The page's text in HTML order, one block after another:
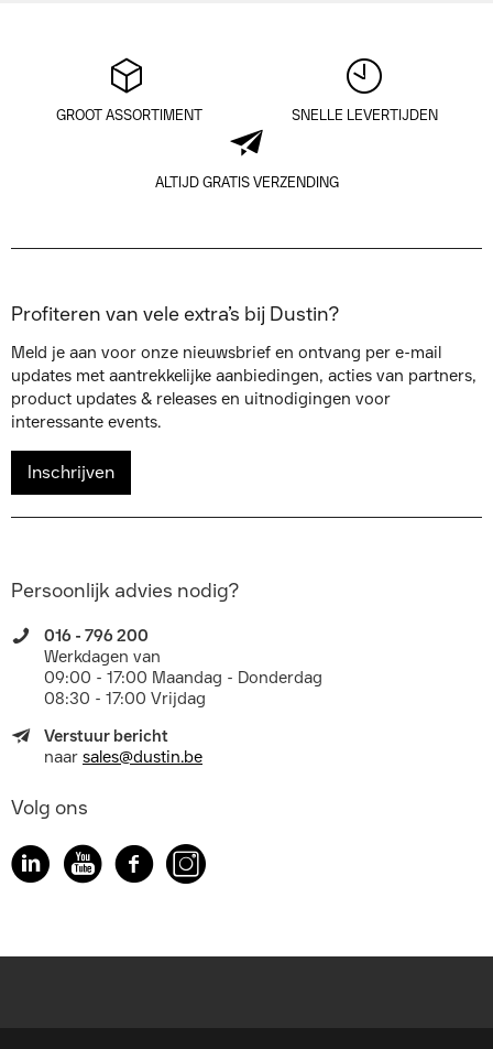
GROOT ASSORTIMENT SNELLE LEVERTIJDEN
ALTIJD GRATIS VERZENDING
Profiteren van vele extra’s bij Dustin?
Meld je aan voor onze nieuwsbrief en ontvang per e-mail
updates met aantrekkelijke aanbiedingen, acties van partners,
product updates & releases en uitnodigingen voor
interessante events.
Inschrijven
Persoonlijk advies nodig?
016 - 796 200
Werkdagen van
09:00 - 17:00 Maandag - Donderdag
08:30 - 17:00 Vrijdag
Verstuur bericht
naar sales@dustin.be
Volg ons